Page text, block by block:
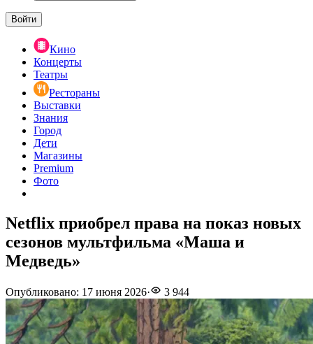
Войти
Кино
Концерты
Театры
Рестораны
Выставки
Знания
Город
Дети
Магазины
Premium
Фото
Netflix приобрел права на показ новых
сезонов мультфильма «Маша и
Медведь»
Опубликовано: 17 июня 2026· 3 944